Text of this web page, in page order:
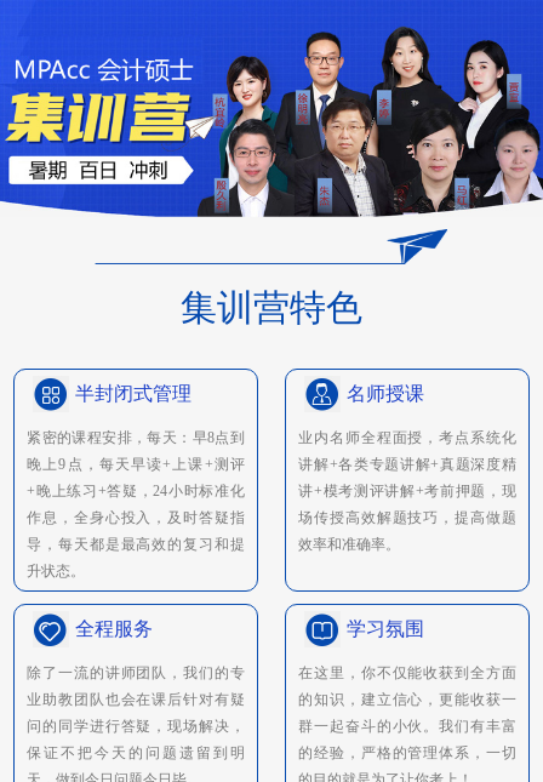
集训营特色
半封闭式管理
紧密的课程安排，每天：早8点到
晚上9点，每天早读+上课+测评
+晚上练习+答疑，24小时标准化
作息，全身心投入，及时答疑指
导，每天都是最高效的复习和提
升状态。
名师授课
业内名师全程面授，考点系统化
讲解+各类专题讲解+真题深度精
讲+模考测评讲解+考前押题，现
场传授高效解题技巧，提高做题
效率和准确率。
全程服务
除了一流的讲师团队，我们的专
业助教团队也会在课后针对有疑
问的同学进行答疑，现场解决，
保证不把今天的问题遗留到明
学习氛围
在这里，你不仅能收获到全方面
的知识，建立信心，更能收获一
群一起奋斗的小伙。我们有丰富
的经验，严格的管理体系，一切